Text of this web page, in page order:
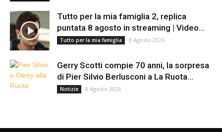
Tutto per la mia famiglia 2, replica
puntata 8 agosto in streaming | Video...
Tutto per la mia famiglia 8 Agosto 2026
Gerry Scotti compie 70 anni, la sorpresa
di Pier Silvio Berlusconi a La Ruota...
Notizie 8 Agosto 2026